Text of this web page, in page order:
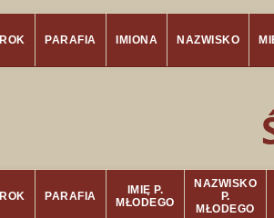
ROK PARAFIA IMIONA NAZWISKO
ROK PARAFIA
IMIĘ P.
MŁODEGO
NAZWISKO
P.
MŁODEGO